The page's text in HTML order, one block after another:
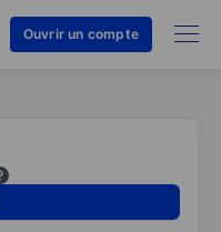
Ouvrir un compte